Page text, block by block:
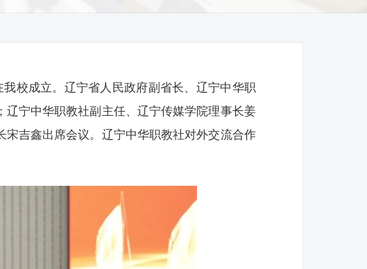
校成立。辽宁省人民政府副省长、辽宁中华职
宁中华职教社副主任、辽宁传媒学院理事长姜
吉鑫出席会议。辽宁中华职教社对外交流合作